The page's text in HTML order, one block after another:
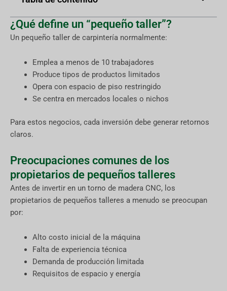
¿Qué define un “pequeño taller”?
Un pequeño taller de carpintería normalmente:
Emplea a menos de 10 trabajadores
Produce tipos de productos limitados
Opera con espacio de piso restringido
Se centra en mercados locales o nichos
Para estos negocios, cada inversión debe generar retornos
claros.
Preocupaciones comunes de los
propietarios de pequeños talleres
Antes de invertir en un torno de madera CNC, los
propietarios de pequeños talleres a menudo se preocupan
por:
Alto costo inicial de la máquina
Falta de experiencia técnica
Demanda de producción limitada
Requisitos de espacio y energía